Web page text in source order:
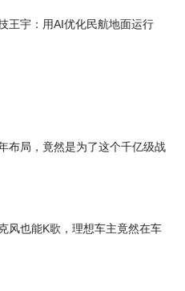
王宇：用AI优化民航地面运行
布局，竟然是为了这个千亿级战
风也能K歌，理想车主竟然在车